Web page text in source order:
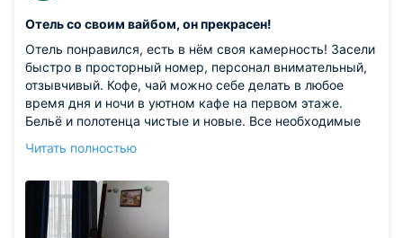
Отель со своим вайбом, он прекрасен!
Отель понравился, есть в нём своя камерность! Засели
быстро в просторный номер, персонал внимательный,
отзывчивый. Кофе, чай можно себе делать в любое
время дня и ночи в уютном кафе на первом этаже.
Бельё и полотенца чистые и новые. Все необходимые
понравилось что дают ключи магнит от входной двери,
когда откроют дверь. Территориально очень удобно
расположен, рядом в 4 минутах ходьбы "Невский
проспект" Рекомендую этот отель, цена и качество
Читать полностью